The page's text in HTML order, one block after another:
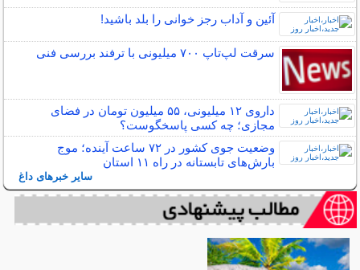
آئین و آداب رجز خوانی را بلد باشید!
سرقت لپ‌تاپ ۷۰۰ میلیونی با ترفند بررسی فنی
داروی ۱۲ میلیونی، ۵۵ میلیون تومان در فضای
مجازی؛ چه کسی پاسخگوست؟
وضعیت جوی کشور در ۷۲ ساعت آینده؛ موج
بارش‌های تابستانه در راه ۱۱ استان
سایر خبرهای داغ